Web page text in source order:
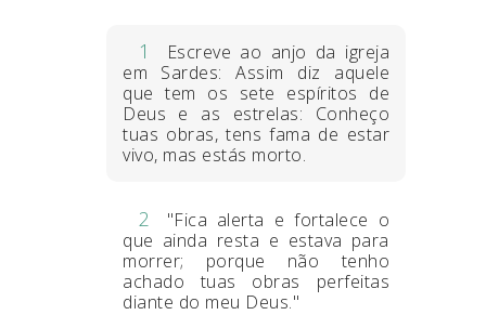
1
Escreve ao anjo da igreja
em Sardes: Assim diz aquele
que tem os sete espíritos de
Deus e as estrelas: Conheço
tuas obras, tens fama de estar
vivo, mas estás morto.
2
"Fica alerta e fortalece o
que ainda resta e estava para
morrer; porque não tenho
achado tuas obras perfeitas
diante do meu Deus."